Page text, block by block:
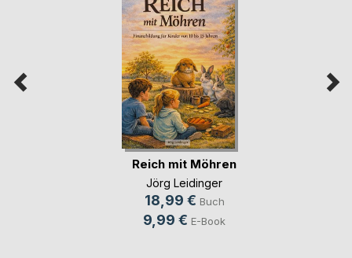
Reich mit Möhren
Jörg Leidinger
18,99 € Buch
9,99 € E-Book